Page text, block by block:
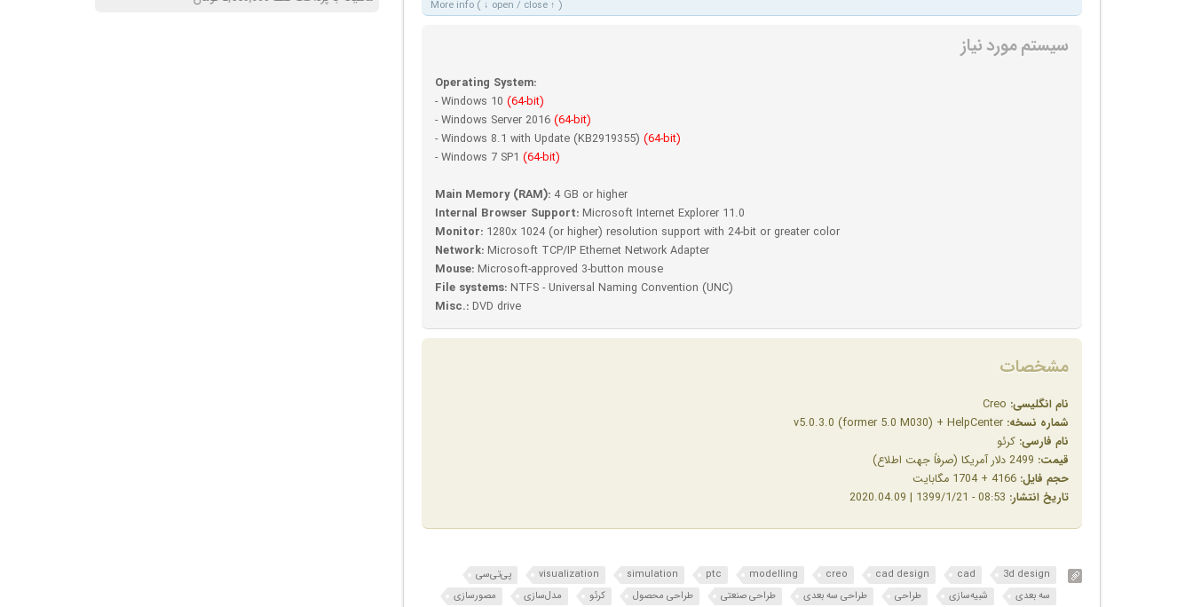
More info ( ↓ open / close ↑ )
سیستم مورد نیاز
Operating System:
- Windows 10 (64-bit)
- Windows Server 2016 (64-bit)
- Windows 8.1 with Update (KB2919355) (64-bit)
- Windows 7 SP1 (64-bit)
Main Memory (RAM): 4 GB or higher
Internal Browser Support: Microsoft Internet Explorer 11.0
Monitor: 1280x 1024 (or higher) resolution support with 24-bit or greater color
Network: Microsoft TCP/IP Ethernet Network Adapter
Mouse: Microsoft-approved 3-button mouse
File systems: NTFS - Universal Naming Convention (UNC)
Misc.: DVD drive
مشخصات
نام انگلیسی:
شماره نسخه:
نام فارسی: کرئو
قیمت:
حجم فایل:
تاریخ انتشار:
3d design
cad
cad design
creo
modelling
ptc
simulation
visualization
پی‌تی‌سی
سه بعدی
شبیه‌سازی طراحی طراحی سه بعدی طراحی صنعتی طراحی محصول کرئو مدل‌سازی مصورسازی